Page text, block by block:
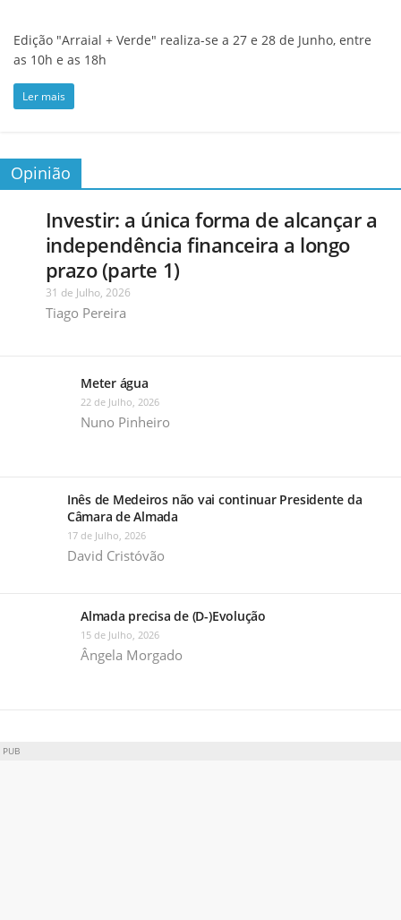
Edição "Arraial + Verde" realiza-se a 27 e 28 de Junho, entre
as 10h e as 18h
Ler mais
Opinião
Investir: a única forma de alcançar a
independência financeira a longo
prazo (parte 1)
31 de Julho, 2026
Tiago Pereira
Meter água
22 de Julho, 2026
Nuno Pinheiro
Inês de Medeiros não vai continuar Presidente da
Câmara de Almada
17 de Julho, 2026
David Cristóvão
Almada precisa de (D-)Evolução
15 de Julho, 2026
Ângela Morgado
PUB